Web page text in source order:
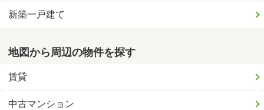
新築一戸建て
地図から周辺の物件を探す
賃貸
中古マンション